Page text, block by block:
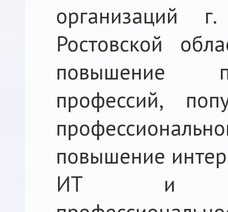
организаций
Ростовской
повышение
профессий,
повышение
ИТ и